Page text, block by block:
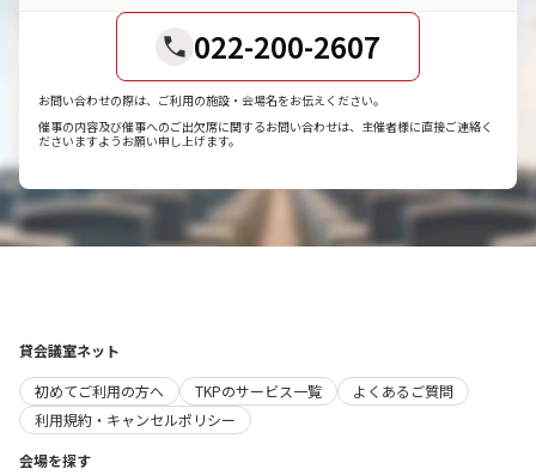
022-200-2607
お問い合わせの際は、ご利用の施設・会場名をお伝えください。
催事の内容及び催事へのご出欠席に関するお問い合わせは、主催者様に直接ご連絡く
ださいますようお願い申し上げます。
貸会議室ネット
初めてご利用の方へ
TKPのサービス一覧
よくあるご質問
利用規約・キャンセルポリシー
会場を探す